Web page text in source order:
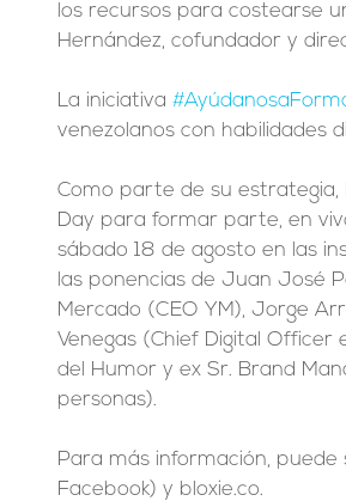
los recursos para costearse
Hernández, cofundador y
La iniciativa
venezolanos con habilidades
Como parte de su estrategia,
Day para formar parte, en
sábado 18 de agosto en las
las ponencias de Juan José
Mercado (CEO YM), Jorge
Venegas (Chief Digital
del Humor y ex Sr. Brand
personas).
Para más información,
Facebook) y bloxie.co.